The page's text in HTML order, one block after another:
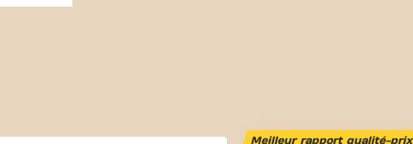
Meilleur rapport qualité-prix